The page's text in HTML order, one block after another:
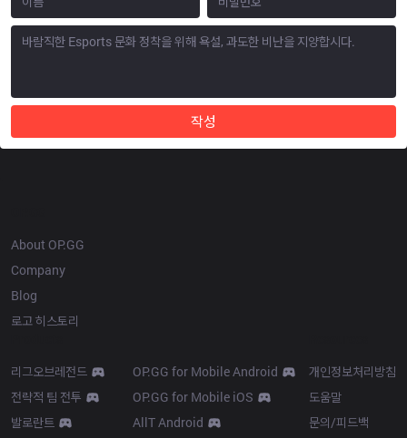
작성
About OP.GG
Company
Blog
로고 히스토리
리그오브레전드
전략적 팀 전투
발로란트
OP.GG for Mobile Android
OP.GG for Mobile iOS
AllT Android
개인정보처리방침
도움말
문의/피드백